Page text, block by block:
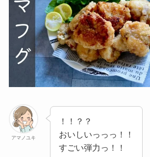
アマノユキ
！！？？
おいしいっっっ！！
すごい弾力っ！！